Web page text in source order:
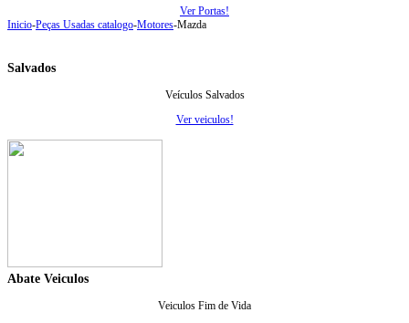
Ver Portas!
Inicio-Peças Usadas catalogo-Motores-Mazda
Salvados
Veículos Salvados
Ver veiculos!
Abate Veiculos
Veiculos Fim de Vida